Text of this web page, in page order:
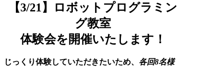
【3/21】ロボットプログラミン
グ教室
体験会を開催いたします！
じっくり体験していただきたいため、 各回8名様